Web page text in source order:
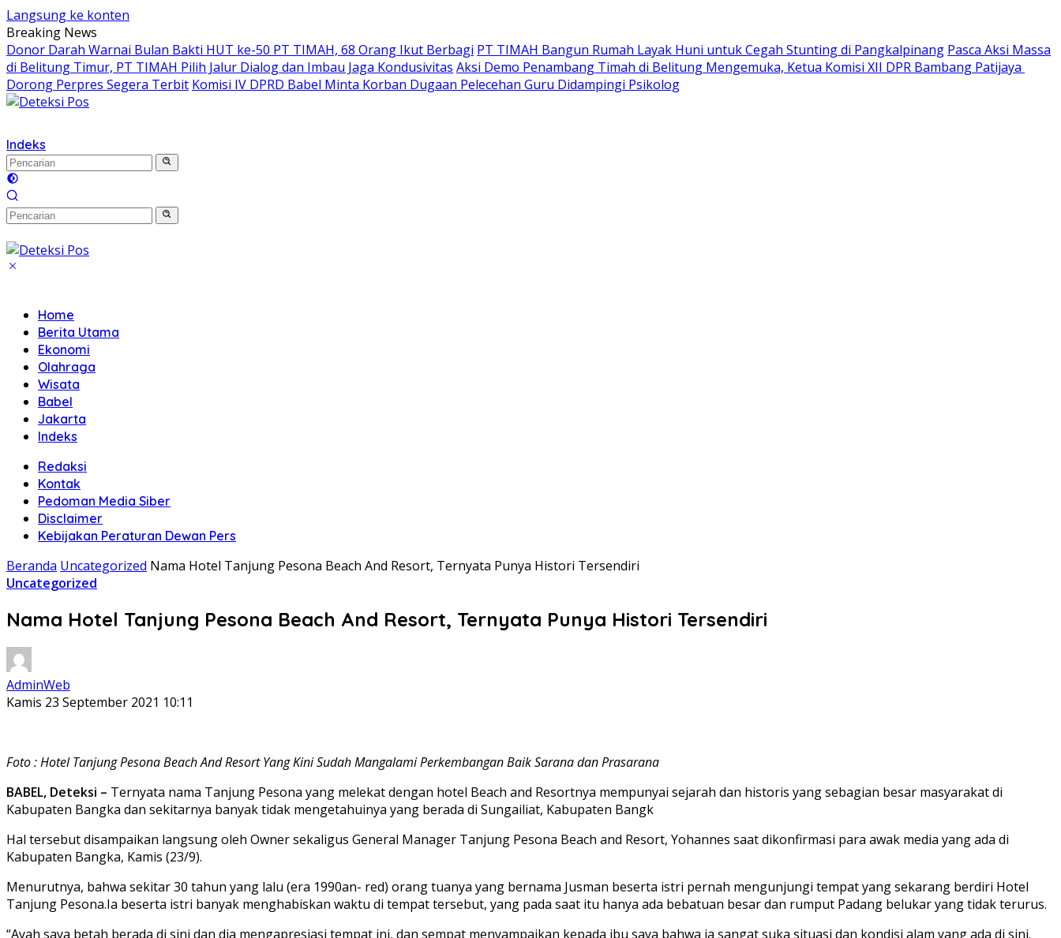
Langsung ke konten
Breaking News
Donor Darah Warnai Bulan Bakti HUT ke-50 PT TIMAH, 68 Orang Ikut Berbagi PT TIMAH Bangun Rumah Layak Huni untuk Cegah Stunting di Pangkalpinang Pasca Aksi Massa
di Belitung Timur, PT TIMAH Pilih Jalur Dialog dan Imbau Jaga Kondusivitas Aksi Demo Penambang Timah di Belitung Mengemuka, Ketua Komisi XII DPR Bambang Patijaya
Dorong Perpres Segera Terbit Komisi IV DPRD Babel Minta Korban Dugaan Pelecehan Guru Didampingi Psikolog
Indeks
Home
Berita Utama
Ekonomi
Olahraga
Wisata
Babel
Jakarta
Indeks
Redaksi
Kontak
Pedoman Media Siber
Disclaimer
Kebijakan Peraturan Dewan Pers
Beranda Uncategorized Nama Hotel Tanjung Pesona Beach And Resort, Ternyata Punya Histori Tersendiri
Uncategorized
Nama Hotel Tanjung Pesona Beach And Resort, Ternyata Punya Histori Tersendiri
AdminWeb
Kamis 23 September 2021 10:11
Foto : Hotel Tanjung Pesona Beach And Resort Yang Kini Sudah Mangalami Perkembangan Baik Sarana dan Prasarana
BABEL, Deteksi – Ternyata nama Tanjung Pesona yang melekat dengan hotel Beach and Resortnya mempunyai sejarah dan historis yang sebagian besar masyarakat di
Kabupaten Bangka dan sekitarnya banyak tidak mengetahuinya yang berada di Sungailiat, Kabupaten Bangk
Hal tersebut disampaikan langsung oleh Owner sekaligus General Manager Tanjung Pesona Beach and Resort, Yohannes saat dikonfirmasi para awak media yang ada di
Kabupaten Bangka, Kamis (23/9).
Menurutnya, bahwa sekitar 30 tahun yang lalu (era 1990an- red) orang tuanya yang bernama Jusman beserta istri pernah mengunjungi tempat yang sekarang berdiri Hotel
Tanjung Pesona.Ia beserta istri banyak menghabiskan waktu di tempat tersebut, yang pada saat itu hanya ada bebatuan besar dan rumput Padang belukar yang tidak terurus.
“Ayah saya betah berada di sini dan dia mengapresiasi tempat ini, dan sempat menyampaikan kepada ibu saya bahwa ia sangat suka situasi dan kondisi alam yang ada di sini.